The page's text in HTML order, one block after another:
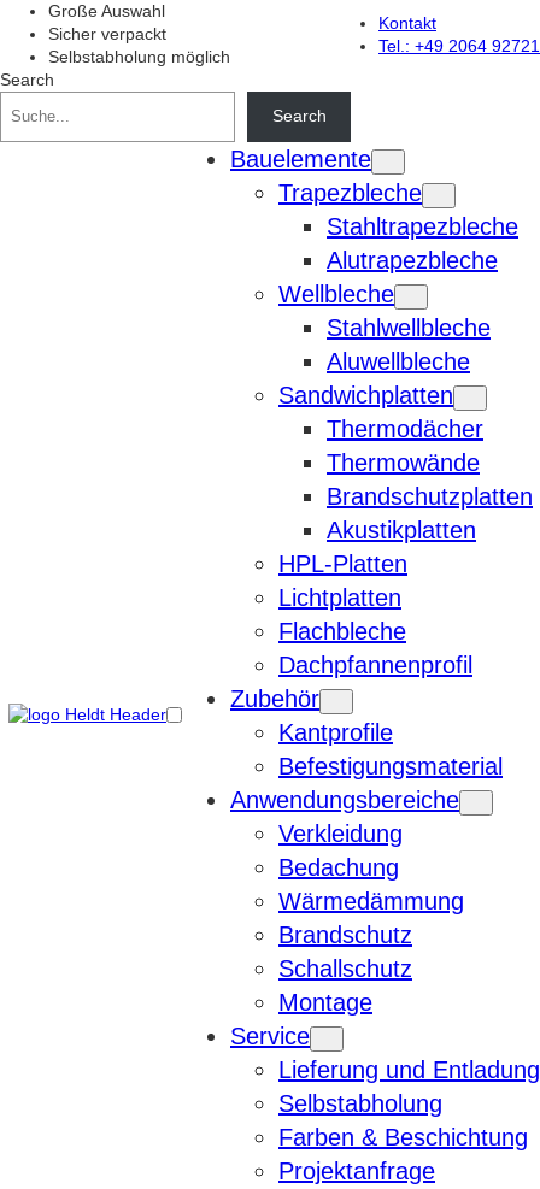
Zum
Inhalt
springen
Große Auswahl
Sicher verpackt
Selbstabholung möglich
Kontakt
Tel.: +49 2064 92721
Search
Search
Bauelemente
Trapezbleche
Stahltrapezbleche
Alutrapezbleche
Wellbleche
Stahlwellbleche
Aluwellbleche
Sandwichplatten
Thermodächer
Thermowände
Brandschutzplatten
Akustikplatten
HPL-Platten
Lichtplatten
Flachbleche
Dachpfannenprofil
Zubehör
Kantprofile
Befestigungsmaterial
Anwendungsbereiche
Verkleidung
Bedachung
Wärmedämmung
Brandschutz
Schallschutz
Montage
Service
Lieferung und Entladung
Selbstabholung
Farben & Beschichtung
Projektanfrage